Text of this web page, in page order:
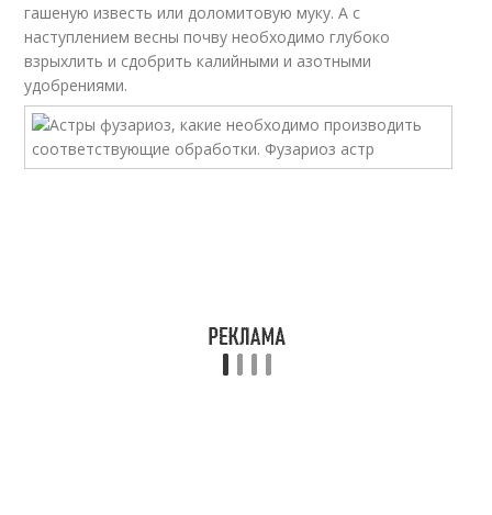
гашеную известь или доломитовую муку. А с
наступлением весны почву необходимо глубоко
взрыхлить и сдобрить калийными и азотными
удобрениями.